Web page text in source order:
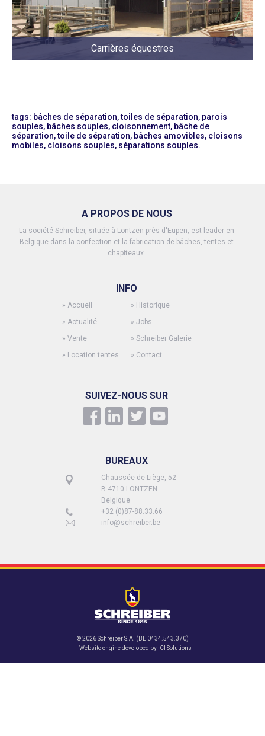
Carrières équestres
tags: bâches de séparation, toiles de séparation, parois
souples, bâches souples, cloisonnement, bâche de
séparation, toile de séparation, bâches amovibles, cloisons
mobiles, cloisons souples, séparations souples.
A PROPOS DE NOUS
La société Schreiber, située à Lontzen près d'Eupen, est leader en
Belgique dans la confection et la fabrication de bâches, tentes et
chapiteaux.
INFO
» Accueil
» Actualité
» Vente
» Location tentes
» Historique
» Jobs
» Schreiber Galerie
» Contact
SUIVEZ-NOUS SUR
BUREAUX
Chaussée de Liège, 52
B-4710 LONTZEN
Belgique
+32 (0)87-88.33.66
info@schreiber.be
© 2026 Schreiber S.A. (BE 0434.543.370)
Website engine developed by ICI Solutions